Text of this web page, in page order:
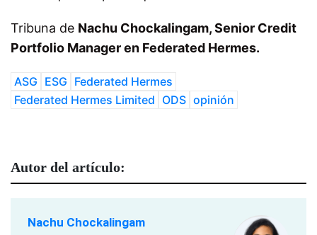
Tribuna de Nachu Chockalingam, Senior Credit
Portfolio Manager en Federated Hermes.
ASG ESG Federated Hermes
Federated Hermes Limited ODS opinión
Autor del artículo:
Nachu Chockalingam